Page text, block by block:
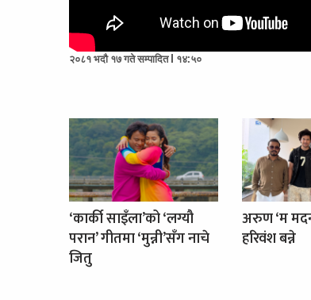
२०८१ भदौ १७ गते सम्पादित l १४:५०
‘कार्की साइँला’को ‘लग्यौ
परान’ गीतमा ‘मुन्नी’सँग नाचे
जितु
अरुण ‘म
हरिवंश बन्ने